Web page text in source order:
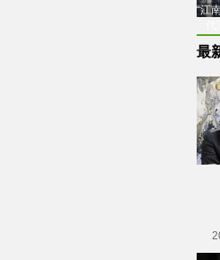
“江
最